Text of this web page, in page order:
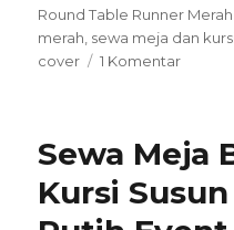
Round Table Runner
merah sewa meja dan
cover
1 Komentarpada
Runner
Merah
Jakarta
Sewa Meja
Kursi